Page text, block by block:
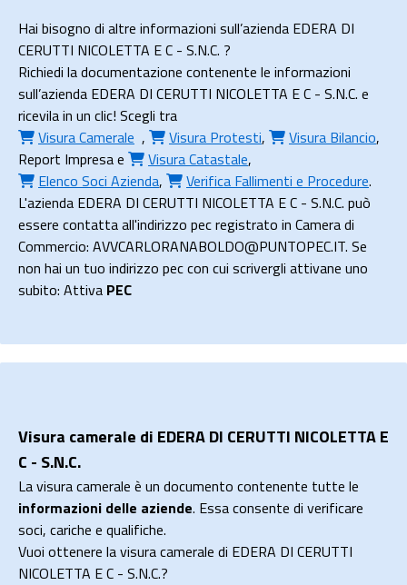
Hai bisogno di altre informazioni sull’azienda EDERA DI
CERUTTI NICOLETTA E C - S.N.C. ?
Richiedi la documentazione contenente le informazioni
sull’azienda EDERA DI CERUTTI NICOLETTA E C - S.N.C. e
ricevila in un clic! Scegli tra
Visura Camerale , Visura Protesti, Visura Bilancio,
Report Impresae Visura Catastale,
Elenco Soci Azienda, Verifica Fallimenti e Procedure.
L'azienda EDERA DI CERUTTI NICOLETTA E C - S.N.C. può
essere contatta all'indirizzo pec registrato in Camera di
Commercio: AVVCARLORANABOLDO@PUNTOPEC.IT. Se
non hai un tuo indirizzo pec con cui scrivergli attivane uno
subito: Attiva PEC
Visura camerale di EDERA DI CERUTTI NICOLETTA E
C - S.N.C.
La visura camerale è un documento contenente tutte le
informazioni delle aziende. Essa consente di verificare
soci, cariche e qualifiche.
Vuoi ottenere la visura camerale di EDERA DI CERUTTI
NICOLETTA E C - S.N.C.?